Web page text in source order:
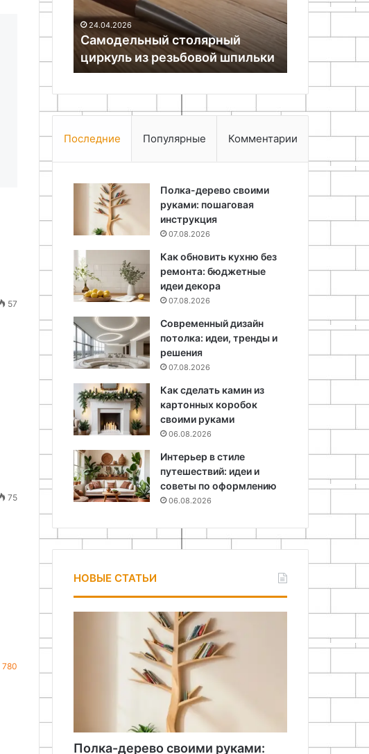
57
75
780
поверхности
25.06.2024
Как и чем дешево защитить
деревянные поверхности
Как
Последние Популярные Комментарии
Полка-дерево своими
руками: пошаговая
инструкция
07.08.2026
Как обновить кухню без
ремонта: бюджетные
идеи декора
07.08.2026
Современный дизайн
потолка: идеи, тренды и
решения
07.08.2026
Как сделать камин из
картонных коробок
своими руками
06.08.2026
Интерьер в стиле
путешествий: идеи и
советы по оформлению
06.08.2026
НОВЫЕ СТАТЬИ
Полка-дерево своими руками: